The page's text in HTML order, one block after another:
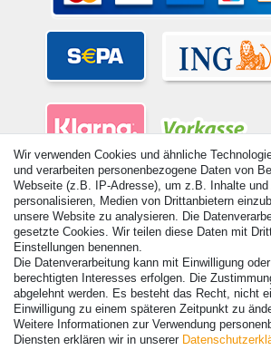
© Copyright 2026 | Alle Rechte vorbehalten. - Alle Rechte
Preisangaben inkl. gesetzl. 19% MwSt. | Grundpreise siehe
Lieferungen nach Deutschland!
Vertrag widerrufen Kontakt
Wir verwenden Cookies und ähnliche
und verarbeiten personenbezogene Daten von
Webseite (z.B. IP-Adresse), um z.B. Inhalte und
personalisieren, Medien von Drittanbietern
unsere Website zu analysieren. Die
gesetzte Cookies. Wir teilen diese Daten mit
Einstellungen benennen.
Die Datenverarbeitung kann mit Einwilligung
berechtigten Interesses erfolgen. Die
abgelehnt werden. Es besteht das Recht, nicht
Einwilligung zu einem späteren Zeitpunkt zu
Weitere Informationen zur Verwendung
Diensten erklären wir in unserer